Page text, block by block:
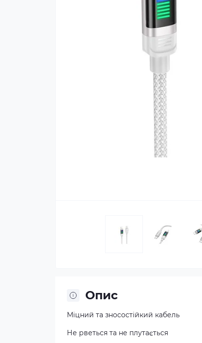
Опис
Міцний та зносостійкий кабель
Не рветься та не плутається